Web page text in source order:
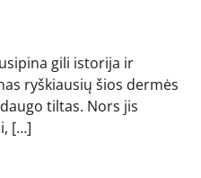
gili istorija ir
ryškiausių šios dermės
tiltas. Nors jis
[…]